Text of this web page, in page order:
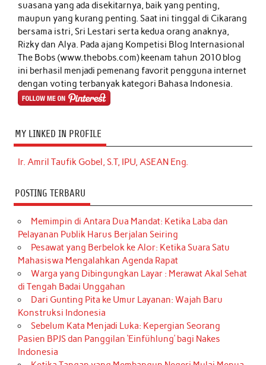
suasana yang ada disekitarnya, baik yang penting,
maupun yang kurang penting. Saat ini tinggal di Cikarang
bersama istri, Sri Lestari serta kedua orang anaknya,
Rizky dan Alya. Pada ajang Kompetisi Blog Internasional
The Bobs (www.thebobs.com) keenam tahun 2010 blog
ini berhasil menjadi pemenang favorit pengguna internet
dengan voting terbanyak kategori Bahasa Indonesia.
MY LINKED IN PROFILE
Ir. Amril Taufik Gobel, S.T, IPU, ASEAN Eng.
POSTING TERBARU
Memimpin di Antara Dua Mandat: Ketika Laba dan
Pelayanan Publik Harus Berjalan Seiring
Pesawat yang Berbelok ke Alor: Ketika Suara Satu
Mahasiswa Mengalahkan Agenda Rapat
Warga yang Dibingungkan Layar : Merawat Akal Sehat
di Tengah Badai Unggahan
Dari Gunting Pita ke Umur Layanan: Wajah Baru
Konstruksi Indonesia
Sebelum Kata Menjadi Luka: Kepergian Seorang
Pasien BPJS dan Panggilan ‘Einfühlung’ bagi Nakes
Indonesia